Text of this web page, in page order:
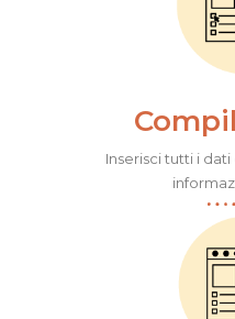
Inserisci tutti i